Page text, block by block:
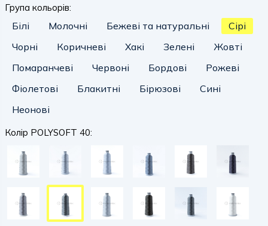
Група кольорів:
Білі Молочні Бежеві та натуральні
Сірі
Чорні
Коричневі Хакі Зелені
Жовті
Помаранчеві
Червоні Бордові
Рожеві
Фіолетові
Блакитні Бірюзові
Сині
Неонові
Колір POLYSOFT 40: